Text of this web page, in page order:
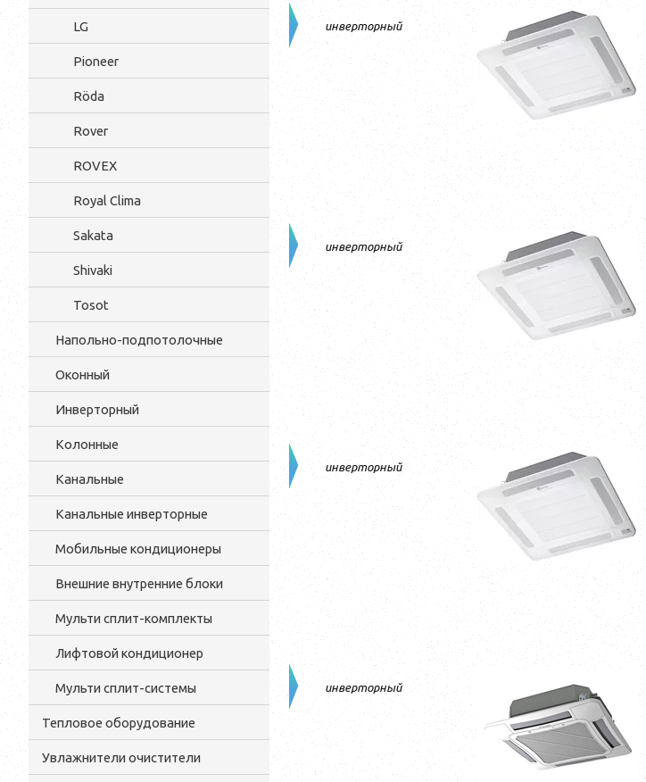
LG
Pioneer
Röda
Rover
ROVEX
Royal Clima
Sakata
Shivaki
Tosot
Напольно-подпотолочные
Оконный
Инверторный
Колонные
Канальные
Канальные инверторные
Мобильные кондиционеры
Внешние внутренние блоки
Мульти cплит-комплекты
Лифтовой кондиционер
Мульти сплит-системы
Тепловое оборудование
Увлажнители очистители
инверторный
инверторный
инверторный
инверторный